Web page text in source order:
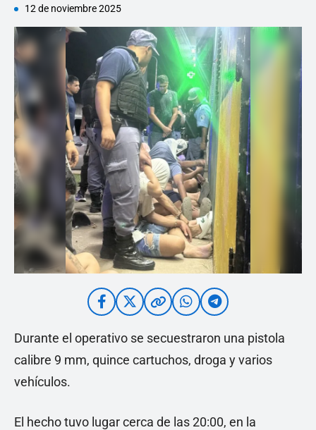
12 de noviembre 2025
Durante el operativo se secuestraron una pistola
calibre 9 mm, quince cartuchos, droga y varios
vehículos.
El hecho tuvo lugar cerca de las 20:00, en la